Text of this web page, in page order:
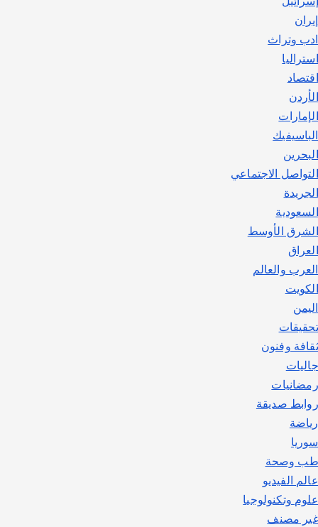
إيران
ادب وتراث
استراليا
اقتصاد
الأردن
الإمارات
الباسيفيك
البحرين
التواصل الاجتماعي
الجريدة
السعودية
الشرق الأوسط
العراق
العرب والعالم
الكويت
اليمن
تحقيقات
ثقافة وفنون
جاليات
رمضانيات
روابط صديقة
رياضة
سوريا
طب وصحة
عالم الفيديو
علوم وتكنولوجيا
غير مصنف